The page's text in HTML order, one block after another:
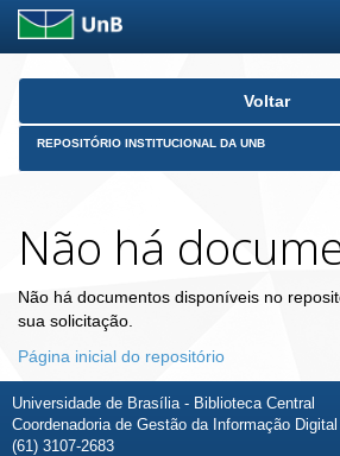
Skip
Voltar
REPOSITÓRIO INSTITUCIONAL DA UNB
Não há
Não há documentos disponíveis no
sua solicitação.
Página inicial do repositório
Universidade de Brasília - Biblioteca Central
Coordenadoria de Gestão da Informação
(61) 3107-2683